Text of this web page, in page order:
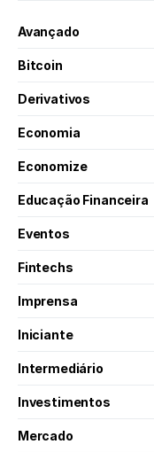
Avançado
Bitcoin
Derivativos
Economia
Economize
Educação Financeira
Eventos
Fintechs
Imprensa
Iniciante
Intermediário
Investimentos
Mercado